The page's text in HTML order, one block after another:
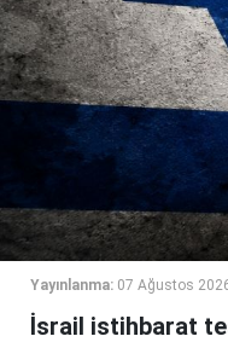
Yayınlanma: 07 Ağustos
İsrail istihbarat